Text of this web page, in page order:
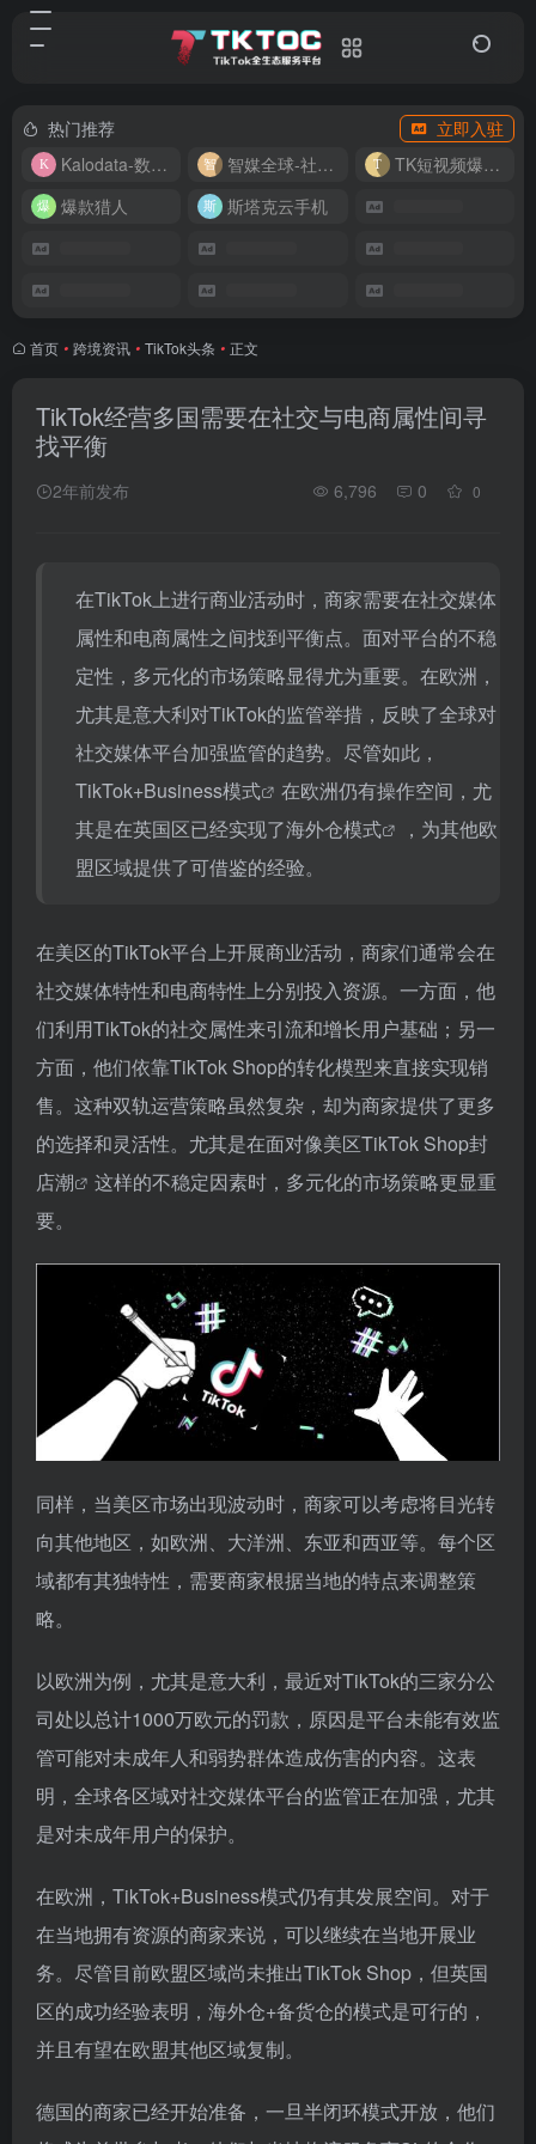
热门推荐
立即入驻
Kalodata-数据分析平台
智媒全球-社媒管理平台
TK短视频爆款复刻
爆款猎人
斯塔克云手机
首页 • 跨境资讯 • TikTok头条 • 正文
TikTok经营多国需要在社交与电商属性间寻
找平衡
2年前发布 6,796 0 0
在TikTok上进行商业活动时，商家需要在社交媒体
属性和电商属性之间找到平衡点。面对平台的不稳
定性，多元化的市场策略显得尤为重要。在欧洲，
尤其是意大利对TikTok的监管举措，反映了全球对
社交媒体平台加强监管的趋势。尽管如此，
TikTok+Business模式
在欧洲仍有操作空间，尤
其是在英国区已经实现了海外仓模式
，为其他欧
盟区域提供了可借鉴的经验。
在美区的TikTok平台上开展商业活动，商家们通常会在
社交媒体特性和电商特性上分别投入资源。一方面，他
们利用TikTok的社交属性来引流和增长用户基础；另一
方面，他们依靠TikTok Shop的转化模型来直接实现销
售。这种双轨运营策略虽然复杂，却为商家提供了更多
的选择和灵活性。尤其是在面对像美区TikTok Shop封
店潮
这样的不稳定因素时，多元化的市场策略更显重
要。
同样，当美区市场出现波动时，商家可以考虑将目光转
向其他地区，如欧洲、大洋洲、东亚和西亚等。每个区
域都有其独特性，需要商家根据当地的特点来调整策
略。
以欧洲为例，尤其是意大利，最近对TikTok的三家分公
司处以总计1000万欧元的罚款，原因是平台未能有效监
管可能对未成年人和弱势群体造成伤害的内容。这表
明，全球各区域对社交媒体平台的监管正在加强，尤其
是对未成年用户的保护。
在欧洲，TikTok+Business模式仍有其发展空间。对于
在当地拥有资源的商家来说，可以继续在当地开展业
务。尽管目前欧盟区域尚未推出TikTok Shop，但英国
区的成功经验表明，海外仓+备货仓的模式是可行的，
并且有望在欧盟其他区域复制。
德国的商家已经开始准备，一旦半闭环模式开放，他们